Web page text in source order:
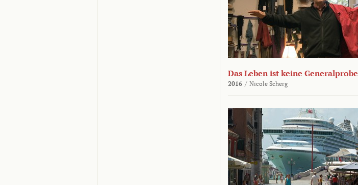
Das Leben ist keine Generalprobe
2016 / Nicole Scherg